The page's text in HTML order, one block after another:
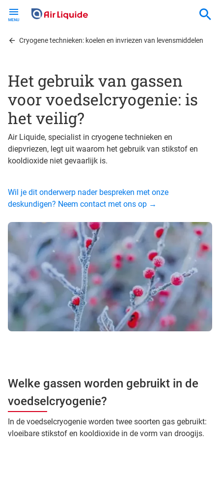
contentCryogene technieken: koelen en invriezen van levensmiddelen
Het gebruik van gassen
voor voedselcryogenie: is
het veilig?
Air Liquide, specialist in cryogene technieken en
diepvriezen, legt uit waarom het gebruik van stikstof en
kooldioxide niet gevaarlijk is.
Wil je dit onderwerp nader bespreken met onze
deskundigen? Neem contact met ons op →
Welke gassen worden gebruikt in de
voedselcryogenie?
In de voedselcryogenie worden twee soorten gas gebruikt:
vloeibare stikstof en kooldioxide in de vorm van droogijs.